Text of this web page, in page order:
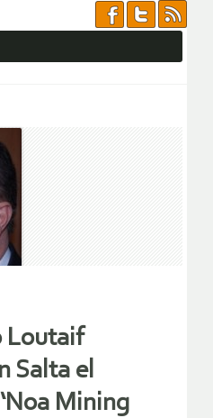
Loutaif
Salta el
Mining